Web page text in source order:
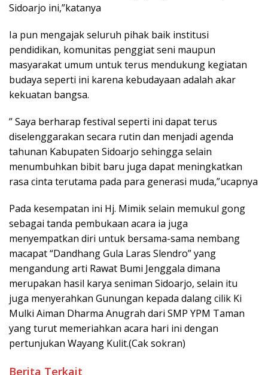
Sidoarjo ini,”katanya
Ia pun mengajak seluruh pihak baik institusi
pendidikan, komunitas penggiat seni maupun
masyarakat umum untuk terus mendukung kegiatan
budaya seperti ini karena kebudayaan adalah akar
kekuatan bangsa.
” Saya berharap festival seperti ini dapat terus
diselenggarakan secara rutin dan menjadi agenda
tahunan Kabupaten Sidoarjo sehingga selain
menumbuhkan bibit baru juga dapat meningkatkan
rasa cinta terutama pada para generasi muda,”ucapnya
Pada kesempatan ini Hj. Mimik selain memukul gong
sebagai tanda pembukaan acara ia juga
menyempatkan diri untuk bersama-sama nembang
macapat “Dandhang Gula Laras Slendro” yang
mengandung arti Rawat Bumi Jenggala dimana
merupakan hasil karya seniman Sidoarjo, selain itu
juga menyerahkan Gunungan kepada dalang cilik Ki
Mulki Aiman Dharma Anugrah dari SMP YPM Taman
yang turut memeriahkan acara hari ini dengan
pertunjukan Wayang Kulit.(Cak sokran)
Berita Terkait